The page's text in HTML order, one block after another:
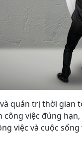
quản trị thời gian
công việc đúng
việc và cuộc